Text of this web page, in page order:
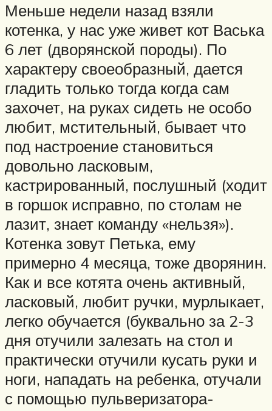
Меньше недели назад взяли
котенка, у нас уже живет кот Васька
6 лет (дворянской породы). По
характеру своеобразный, дается
гладить только тогда когда сам
захочет, на руках сидеть не особо
любит, мстительный, бывает что
под настроение становиться
довольно ласковым,
кастрированный, послушный (ходит
в горшок исправно, по столам не
лазит, знает команду «нельзя»).
Котенка зовут Петька, ему
примерно 4 месяца, тоже дворянин.
Как и все котята очень активный,
ласковый, любит ручки, мурлыкает,
легко обучается (буквально за 2-3
дня отучили залезать на стол и
практически отучили кусать руки и
ноги, нападать на ребенка, отучали
с помощью пульверизатора-